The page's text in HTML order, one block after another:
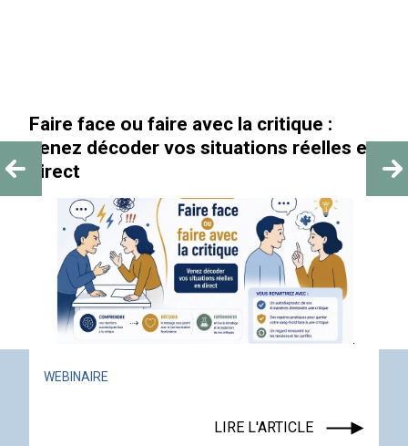
Faire face ou faire avec la critique :
venez décoder vos situations réelles en
direct
WEBINAIRE
LIRE L'ARTICLE